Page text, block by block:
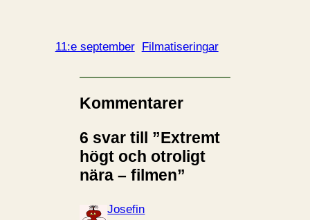
11:e september Filmatiseringar
Kommentarer
6 svar till ”Extremt
högt och otroligt
nära – filmen”
Josefin